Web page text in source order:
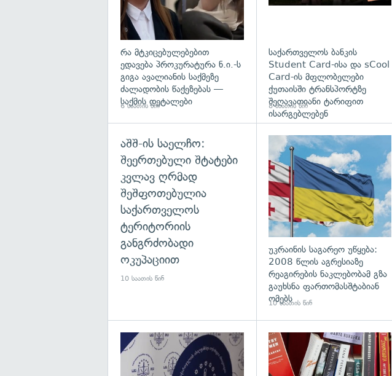
რა მტკიცებულებებით
ედავება პროკურატურა ნ.ი.-ს
გიგა ავალიანის საქმეზე
ძალადობის წაქეზებას —
საქმის დეტალები
6 საათის წინ
საქართველოს ბანკის
Student Card-ისა და sCool
Card-ის მფლობელები
ქუთაისში ტრანსპორტზე
შეღავათიანი ტარიფით
ისარგებლებენ
8 საათის წინ
აშშ-ის საელჩო:
შეერთებული შტატები
კვლავ ღრმად
შეშფოთებულია
საქართველოს
ტერიტორიის
განგრძობადი
ოკუპაციით
10 საათის წინ
უკრაინის საგარეო უწყება:
2008 წლის აგრესიაზე
რეაგირების ნაკლებობამ გზა
გაუხსნა ფართომასშტაბიან
ომებს
10 საათის წინ
გადახედვა